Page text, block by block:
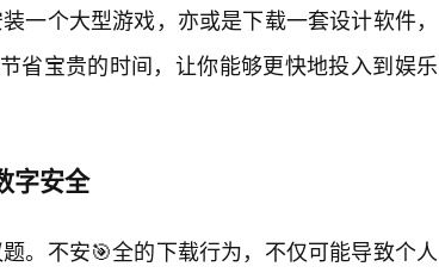
一个大型游戏，亦或是下载一套设计软件，
省宝贵的时间，让你能够更快地投入到娱乐
字安全
。不安🎯全的下载行为，不仅可能导致个人